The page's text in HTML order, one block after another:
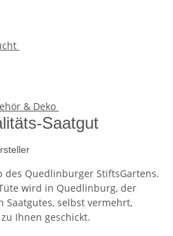
& Deko
Saatgut
des Quedlinburger StiftsGartens.
wird in Quedlinburg, der
Saatgutes, selbst vermehrt,
Ihnen geschickt.